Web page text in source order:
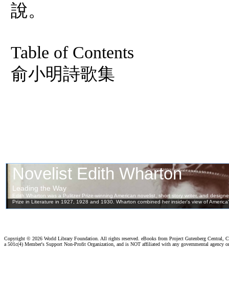
說。
Table of Contents
俞小明詩歌集
Copyright © 2026 World Library Foundation. All rights reserved. eBooks from Project Gutenberg Central,
a 501c(4) Member's Support Non-Profit Organization, and is NOT affiliated with any governmental agency